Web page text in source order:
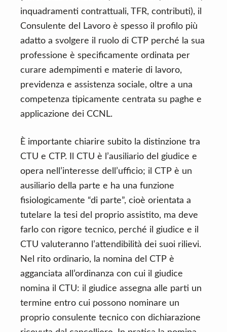
inquadramenti contrattuali, TFR, contributi), il
Consulente del Lavoro è spesso il profilo più
adatto a svolgere il ruolo di CTP perché la sua
professione è specificamente ordinata per
curare adempimenti e materie di lavoro,
previdenza e assistenza sociale, oltre a una
competenza tipicamente centrata su paghe e
applicazione dei CCNL.
È importante chiarire subito la distinzione tra
CTU e CTP. Il CTU è l’ausiliario del giudice e
opera nell’interesse dell’ufficio; il CTP è un
ausiliario della parte e ha una funzione
fisiologicamente “di parte”, cioè orientata a
tutelare la tesi del proprio assistito, ma deve
farlo con rigore tecnico, perché il giudice e il
CTU valuteranno l’attendibilità dei suoi rilievi.
Nel rito ordinario, la nomina del CTP è
agganciata all’ordinanza con cui il giudice
nomina il CTU: il giudice assegna alle parti un
termine entro cui possono nominare un
proprio consulente tecnico con dichiarazione